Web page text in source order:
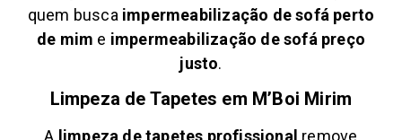
quem busca impermeabilização de sofá perto
de mim e impermeabilização de sofá preço
justo.
Limpeza de Tapetes em M’Boi Mirim
A limpeza de tapetes profissional remove